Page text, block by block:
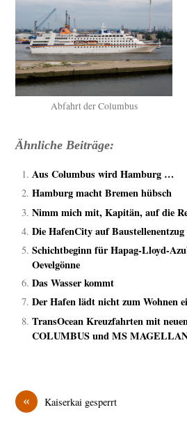
Abfahrt der Columbus
Ähnliche Beiträge:
Aus Columbus wird Hamburg …
Hamburg macht Bremen hübsch
Nimm mich mit, Kapitän, auf die
Die HafenCity auf Baustellenentzug
Schichtbeginn für Hapag-Lloyd-
Oevelgönne
Das Wasser kommt
Der Hafen lädt nicht zum Wohnen
TransOcean Kreuzfahrten mit
COLUMBUS und MS
« Kaiserkai gesperrt